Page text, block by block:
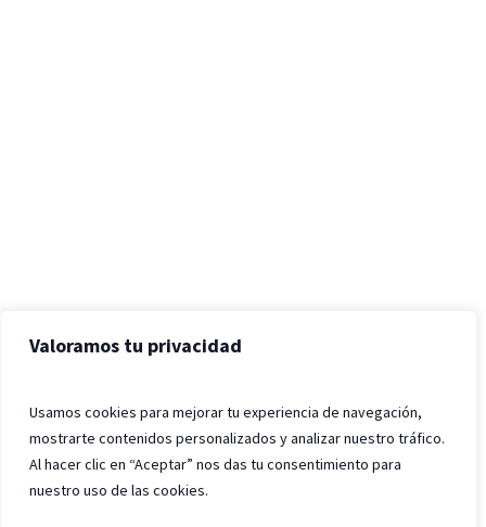
Valoramos tu privacidad
Usamos cookies para mejorar tu experiencia de navegación,
mostrarte contenidos personalizados y analizar nuestro tráfico.
Al hacer clic en “Aceptar” nos das tu consentimiento para
nuestro uso de las cookies.